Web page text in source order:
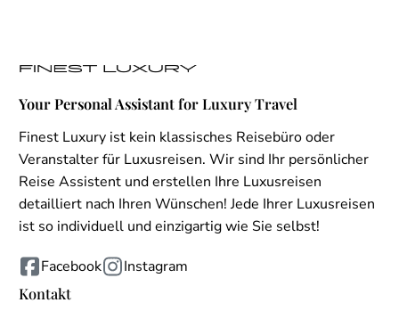
Your Personal Assistant for Luxury Travel
Finest Luxury ist kein klassisches Reisebüro oder
Veranstalter für Luxusreisen. Wir sind Ihr persönlicher
Reise Assistent und erstellen Ihre Luxusreisen
detailliert nach Ihren Wünschen! Jede Ihrer Luxusreisen
ist so individuell und einzigartig wie Sie selbst!
Facebook
Instagram
Kontakt